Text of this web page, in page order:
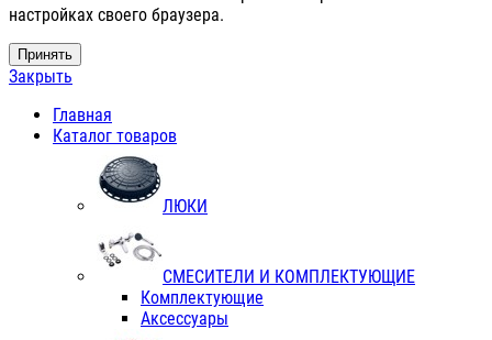
настройках своего браузера.
Принять
Закрыть
Главная
Каталог товаров
ЛЮКИ
СМЕСИТЕЛИ И КОМПЛЕКТУЮЩИЕ
Комплектующие
Аксессуары